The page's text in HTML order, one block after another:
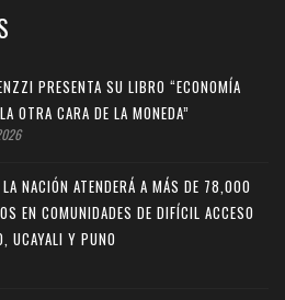
PRESENTA SU LIBRO “ECONOMÍA
OTRA CARA DE LA MONEDA”
LA NACIÓN ATENDERÁ A MÁS DE 78,000
EN COMUNIDADES DE DIFÍCIL ACCESO
UCAYALI Y PUNO